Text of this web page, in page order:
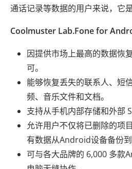
通话记录等数据的用户来说，它
Coolmuster Lab.Fone for
因提供市场上最高的数据恢
可。
能够恢复丢失的联系人、短
频、音乐文件和文档。
支持从手机内部存储和外部
允许用户不仅将已删除的项
有数据从Android设备备份到
可与各大品牌的 6,000 多款